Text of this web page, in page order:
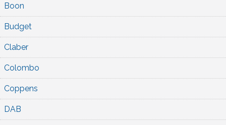
Boon
Budget
Claber
Colombo
Coppens
DAB